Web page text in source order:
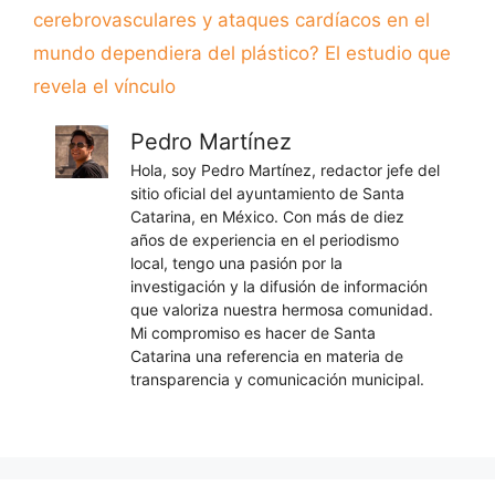
cerebrovasculares y ataques cardíacos en el
mundo dependiera del plástico? El estudio que
revela el vínculo
Pedro Martínez
Hola, soy Pedro Martínez, redactor jefe del
sitio oficial del ayuntamiento de Santa
Catarina, en México. Con más de diez
años de experiencia en el periodismo
local, tengo una pasión por la
investigación y la difusión de información
que valoriza nuestra hermosa comunidad.
Mi compromiso es hacer de Santa
Catarina una referencia en materia de
transparencia y comunicación municipal.